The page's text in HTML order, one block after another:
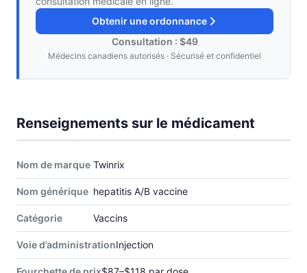
Obtenir une ordonnance
Consultation : $49
Médecins canadiens autorisés · Sécurisé et confidentiel
Renseignements sur le médicament
Nom de marque Twinrix
Nom générique hepatitis A/B vaccine
Catégorie Vaccins
Voie d’administrationInjection